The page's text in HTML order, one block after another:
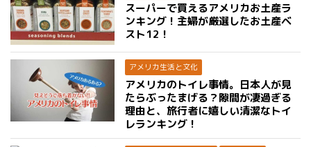
スーパーで買えるアメリカお土産ラ
ンキング！主婦が厳選したお土産ベ
スト12！
アメリカ生活と文化
アメリカのトイレ事情。日本人が見
たらぶったまげる？隙間が凄過ぎる
理由と、旅行者に嬉しい清潔なトイ
レランキング！